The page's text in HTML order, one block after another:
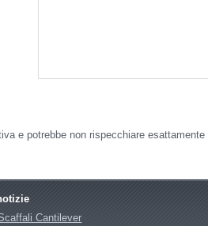
e potrebbe non rispecchiare
Cantilever